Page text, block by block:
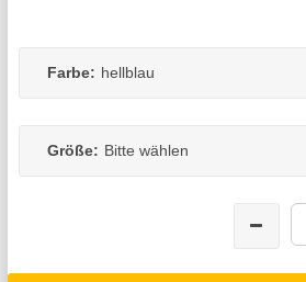
Farbe: hellblau
Größe: Bitte wählen